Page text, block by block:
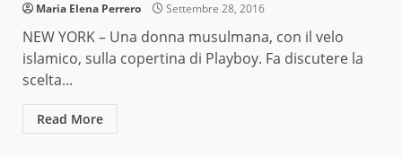
Maria Elena Perrero Settembre 28, 2016
NEW YORK – Una donna musulmana, con il velo
islamico, sulla copertina di Playboy. Fa discutere la
scelta...
Read More